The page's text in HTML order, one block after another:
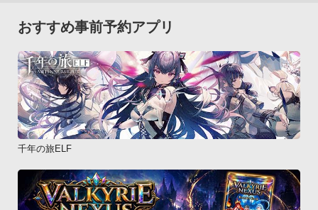
おすすめ事前予約アプリ
千年の旅ELF